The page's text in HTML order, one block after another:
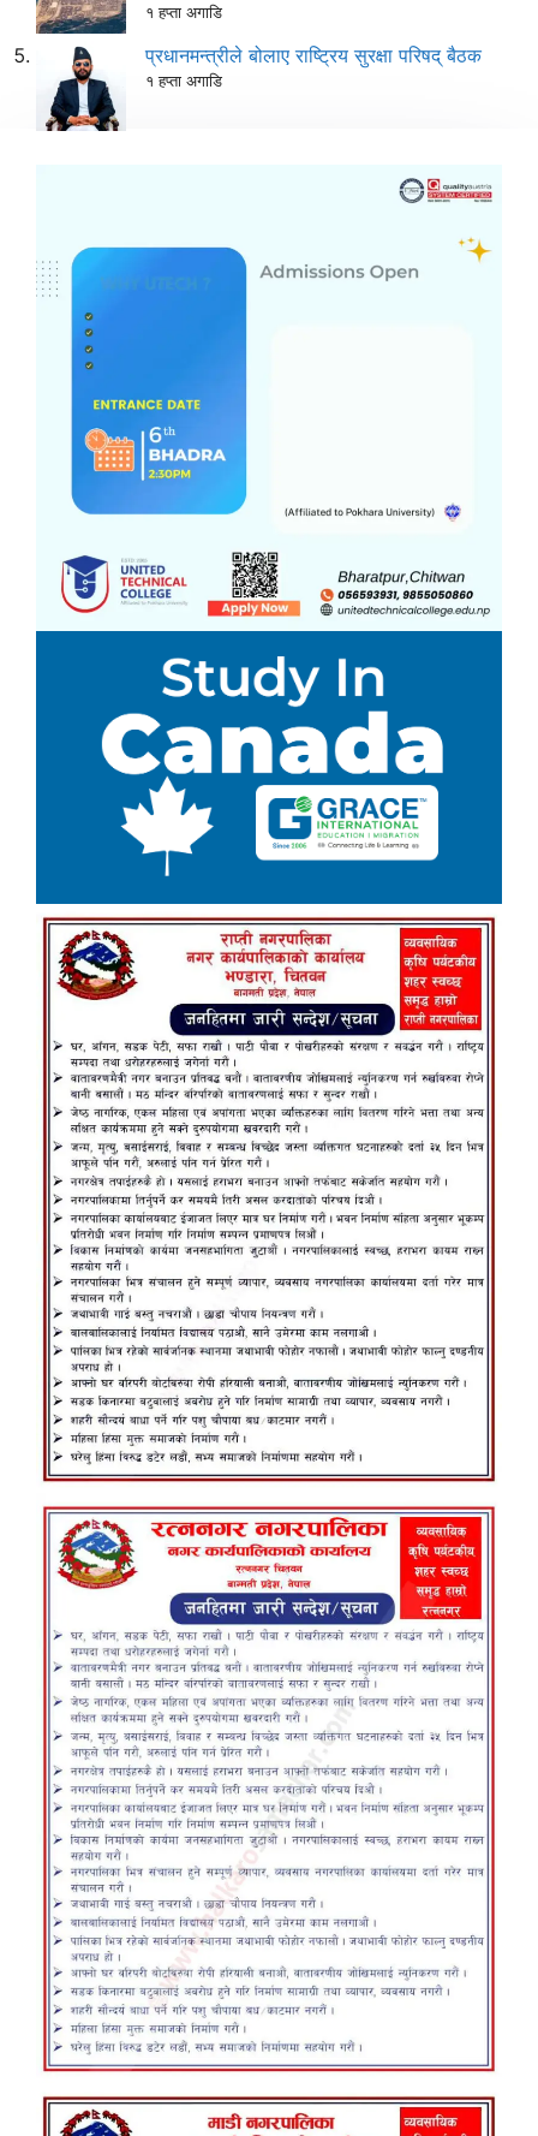
१ हप्ता अगाडि
प्रधानमन्त्रीले बोलाए राष्ट्रिय सुरक्षा परिषद् बैठक
१ हप्ता अगाडि